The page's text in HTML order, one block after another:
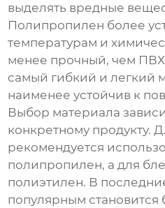
выделять вредные
Полипропилен более
температурам и
менее прочный, чем
самый гибкий и легкий
наименее устойчив к
Выбор материала
конкретному продукту.
рекомендуется
полипропилен, а для
полиэтилен. В
популярным становится